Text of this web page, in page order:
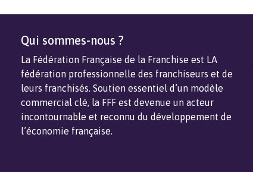
Qui sommes-nous ?
La Fédération Française de la Franchise est LA
fédération professionnelle des franchiseurs et de
leurs franchisés. Soutien essentiel d’un modèle
commercial clé, la FFF est devenue un acteur
incontournable et reconnu du développement de
l’économie française.